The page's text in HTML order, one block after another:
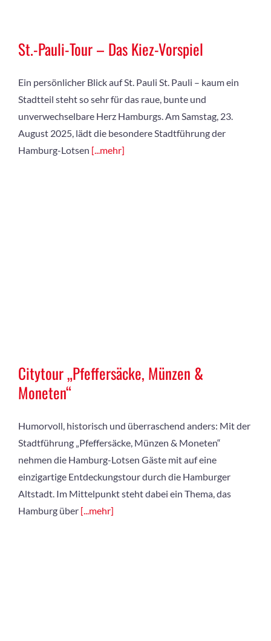
St.-Pauli-Tour – Das Kiez-Vorspiel
Ein persönlicher Blick auf St. Pauli St. Pauli – kaum ein
Stadtteil steht so sehr für das raue, bunte und
unverwechselbare Herz Hamburgs. Am Samstag, 23.
August 2025, lädt die besondere Stadtführung der
Hamburg-Lotsen [...mehr]
Citytour „Pfeffersäcke, Münzen &
Moneten“
Humorvoll, historisch und überraschend anders: Mit der
Stadtführung „Pfeffersäcke, Münzen & Moneten“
nehmen die Hamburg-Lotsen Gäste mit auf eine
einzigartige Entdeckungstour durch die Hamburger
Altstadt. Im Mittelpunkt steht dabei ein Thema, das
Hamburg über [...mehr]